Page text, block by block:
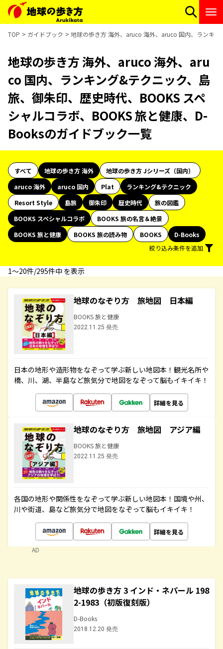
TOP ガイドブック 地球の歩き方 海外、aruco 海外、aruco 国内、ランキ
地球の歩き方 海外、aruco 海外、aru
co 国内、ランキング&テクニック、島
旅、御朱印、歴史時代、BOOKS スペ
シャルコラボ、BOOKS 旅と健康、D-
Booksのガイドブック一覧
すべて 地球の歩き方 海外
地球の歩き方 Jシリーズ（国内）
aruco 海外
aruco 国内 Plat
ランキング&テクニック
Resort Style
島旅 御朱印 歴史時代
旅の図鑑
BOOKS スペシャルコラボ
BOOKS 旅の名言＆絶景
BOOKS 旅と健康
BOOKS 旅の読み物 BOOKS
D-Books
絞り込み条件を追加
1〜20件/295件中 を表示
地球のなぞり方 旅地図 日本編
BOOKS 旅と健康
2022.11.25 発売
日本の地形や造形物をなぞって学ぶ新しい地図本！観光名所や
橋、川、湖、半島など旅気分で地図をなぞって脳もイキイキ！
詳細を見る
地球のなぞり方 旅地図 アジア編
BOOKS 旅と健康
2022.11.25 発売
各国の地形や関係性をなぞって学ぶ新しい地図本！国境や州、
川や街道、島など旅気分で地図をなぞって脳もイキイキ！
詳細を見る
AD
地球の歩き方 3 インド・ネパール 198
2-1983（初版復刻版）
D-Books
2018.12.20 発売